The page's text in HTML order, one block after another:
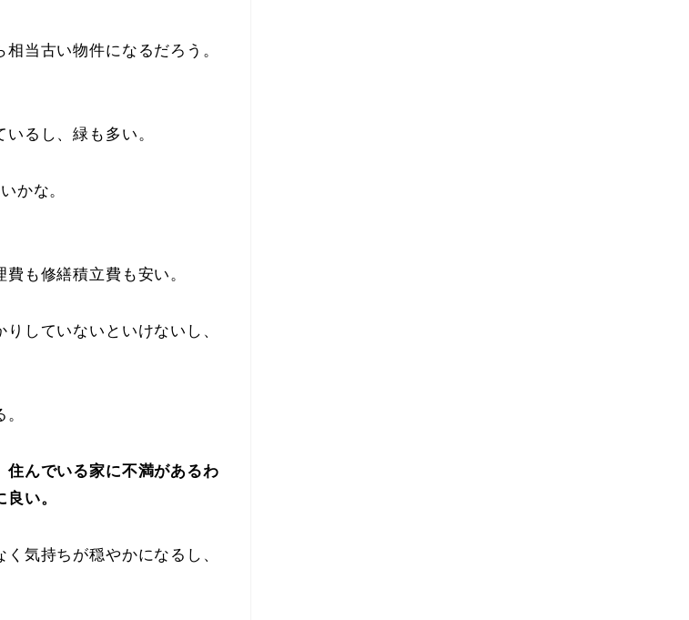
当古い物件になるだろう。
るし、緑も多い。
かな。
も修繕積立費も安い。
していないといけないし、
住んでいる家に不満があるわ
い。
気持ちが穏やかになるし、